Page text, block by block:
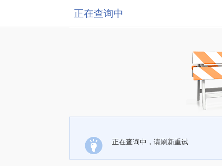
正在查询中
正在查询中，请刷新重试